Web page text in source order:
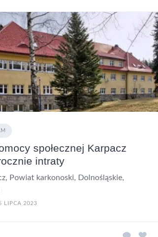
społecznej Karpacz
intraty
Powiat karkonoski, Dolnośląskie,
LIPCA 2023